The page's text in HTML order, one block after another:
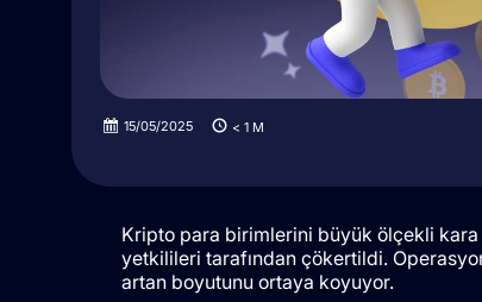
15/05/2025 < 1 M
Kripto para birimlerini büyük ölçekli
yetkilileri tarafından çökertildi.
artan boyutunu ortaya koyuyor.